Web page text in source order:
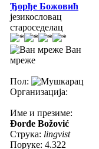
Ђорђе Божовић
језикословац
староседелац
Ван
мреже
Пол:
Организација:
Име и презиме:
Đorđe Božović
Струка: lingvist
Поруке: 4.322